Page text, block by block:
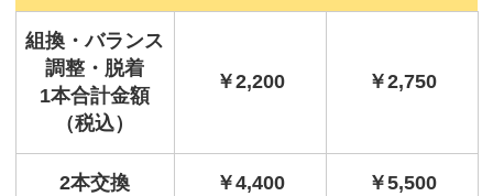
組換・バランス
調整・脱着
1本合計金額
（税込）
￥2,200 ￥2,750
2本交換 ￥4,400 ￥5,500